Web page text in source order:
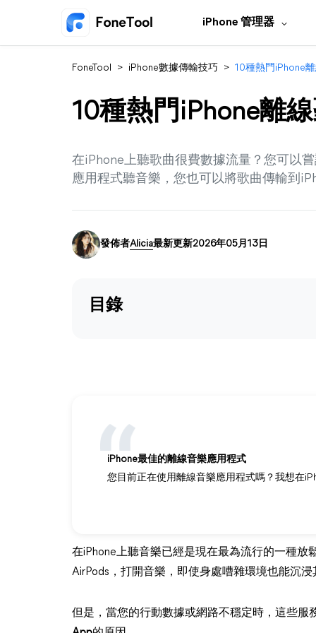
iPhone 管理器
FoneTool > iPhone數據傳輸技巧 > 10種熱門iPhone
10種熱門iPhone離
在iPhone上聽歌曲很費數據流量？您可以
應用程式聽音樂，您也可以將歌曲傳輸到
發佈者Alicia最新更新2026年05月13日
目錄
iPhone最佳的離線音樂應用程式
您目前正在使用離線音樂應用程式嗎？我想在
在iPhone上聽音樂已經是現在最為流行的一種
AirPods，打開音樂，即使身處嘈雜環境也能沉浸
但是，當您的行動數據或網路不穩定時，這些服